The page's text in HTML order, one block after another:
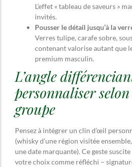
L’effet « tableau de saveurs »
invités.
Pousser le détail jusqu’à la
Verres tulipe, carafe sobre,
contenant valorise autant que
premium masculin.
L’angle
personnaliser
groupe
Pensez à intégrer un clin d’œil
(whisky d’une région visitée
une date marquante). Ce geste
votre choix comme réfléchi –